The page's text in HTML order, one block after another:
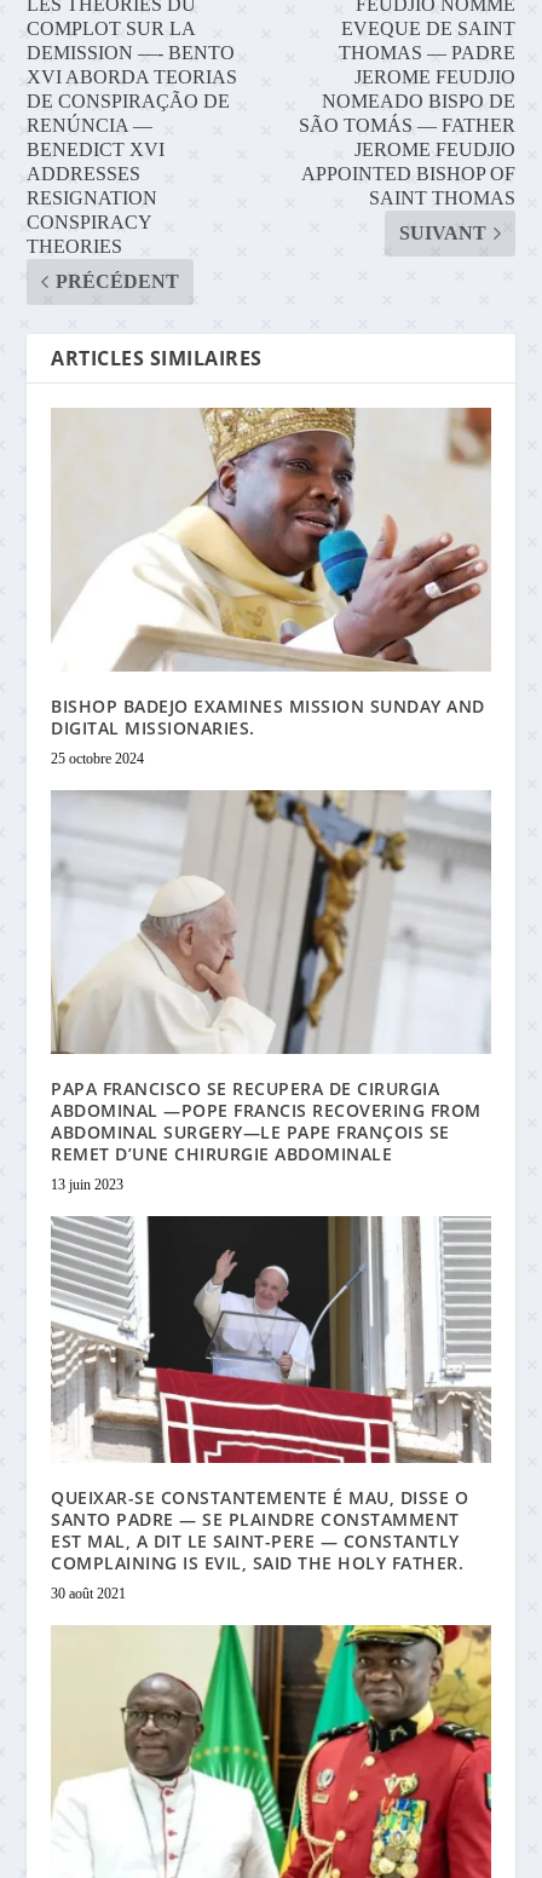
COMPLOT SUR LA
DEMISSION —- BENTO
XVI ABORDA TEORIAS
DE CONSPIRAÇÃO DE
RENÚNCIA —
BENEDICT XVI
ADDRESSES
RESIGNATION
CONSPIRACY
THEORIES
PRÉCÉDENT
EVEQUE DE SAINT
THOMAS — PADRE
JEROME FEUDJIO
NOMEADO BISPO DE
SÃO TOMÁS — FATHER
JEROME FEUDJIO
APPOINTED BISHOP OF
SAINT THOMAS
SUIVANT
ARTICLES SIMILAIRES
BISHOP BADEJO EXAMINES MISSION SUNDAY AND
DIGITAL MISSIONARIES.
25 octobre 2024
PAPA FRANCISCO SE RECUPERA DE CIRURGIA
ABDOMINAL —POPE FRANCIS RECOVERING FROM
ABDOMINAL SURGERY—LE PAPE FRANÇOIS SE
REMET D’UNE CHIRURGIE ABDOMINALE
13 juin 2023
QUEIXAR-SE CONSTANTEMENTE É MAU, DISSE O
SANTO PADRE — SE PLAINDRE CONSTAMMENT
EST MAL, A DIT LE SAINT-PERE — CONSTANTLY
COMPLAINING IS EVIL, SAID THE HOLY FATHER.
30 août 2021